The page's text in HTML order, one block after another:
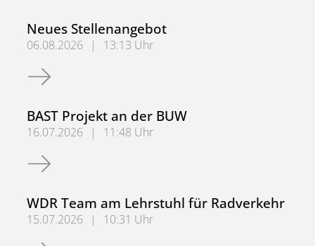
Neues Stellenangebot
06.08.2026 |
13:13 Uhr
Neues Stellenangebot
BAST Projekt an der BUW
16.07.2026 |
11:48 Uhr
BAST Projekt an der BUW
WDR Team am Lehrstuhl für Radverkehr
15.07.2026 |
10:31 Uhr
WDR Team am Lehrstuhl für Radverkehr